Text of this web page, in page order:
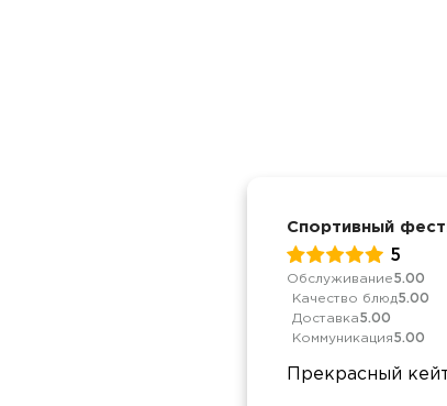
Спортивный
5
Обслуживание5.00
Качество блюд5.00
Доставка5.00
Коммуникация5.00
Прекрасный